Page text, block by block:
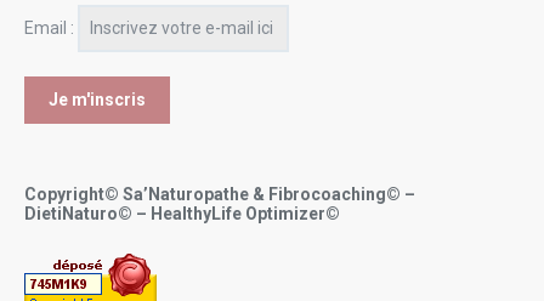
Email :
Copyright© Sa’Naturopathe & Fibrocoaching© –
DietiNaturo© – HealthyLife Optimizer©